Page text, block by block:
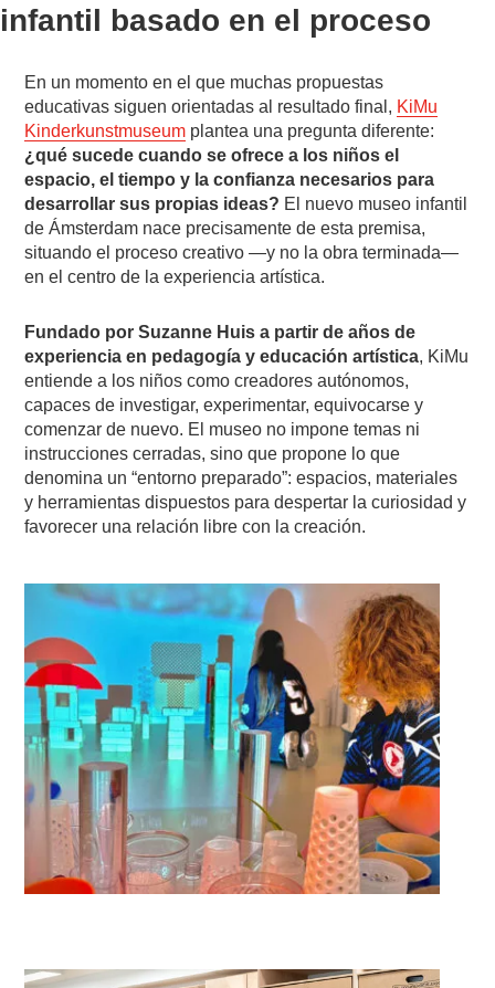
infantil basado en el proceso
En un momento en el que muchas propuestas
educativas siguen orientadas al resultado final, KiMu
Kinderkunstmuseum plantea una pregunta diferente:
¿qué sucede cuando se ofrece a los niños el
espacio, el tiempo y la confianza necesarios para
desarrollar sus propias ideas? El nuevo museo infantil
de Ámsterdam nace precisamente de esta premisa,
situando el proceso creativo —y no la obra terminada—
en el centro de la experiencia artística.
Fundado por Suzanne Huis a partir de años de
experiencia en pedagogía y educación artística, KiMu
entiende a los niños como creadores autónomos,
capaces de investigar, experimentar, equivocarse y
comenzar de nuevo. El museo no impone temas ni
instrucciones cerradas, sino que propone lo que
denomina un “entorno preparado”: espacios, materiales
y herramientas dispuestos para despertar la curiosidad y
favorecer una relación libre con la creación.